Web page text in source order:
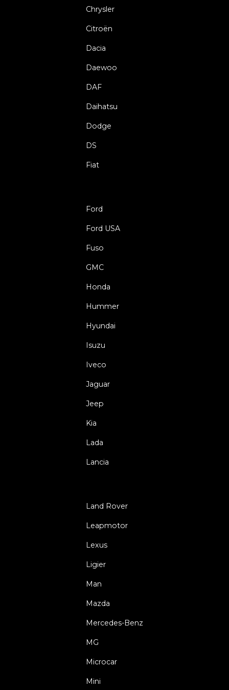
Chrysler
Citroën
Dacia
Daewoo
DAF
Daihatsu
Dodge
DS
Fiat
Ford
Ford USA
Fuso
GMC
Honda
Hummer
Hyundai
Isuzu
Iveco
Jaguar
Jeep
Kia
Lada
Lancia
Land Rover
Leapmotor
Lexus
Ligier
Man
Mazda
Mercedes-Benz
MG
Microcar
Mini